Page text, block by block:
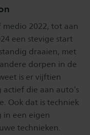
2022, tot aan
een stevige start
draaien, met
dorpen in de
is er vijftien
die aan auto’s
Ook dat is techniek
in een eigen
technieken.